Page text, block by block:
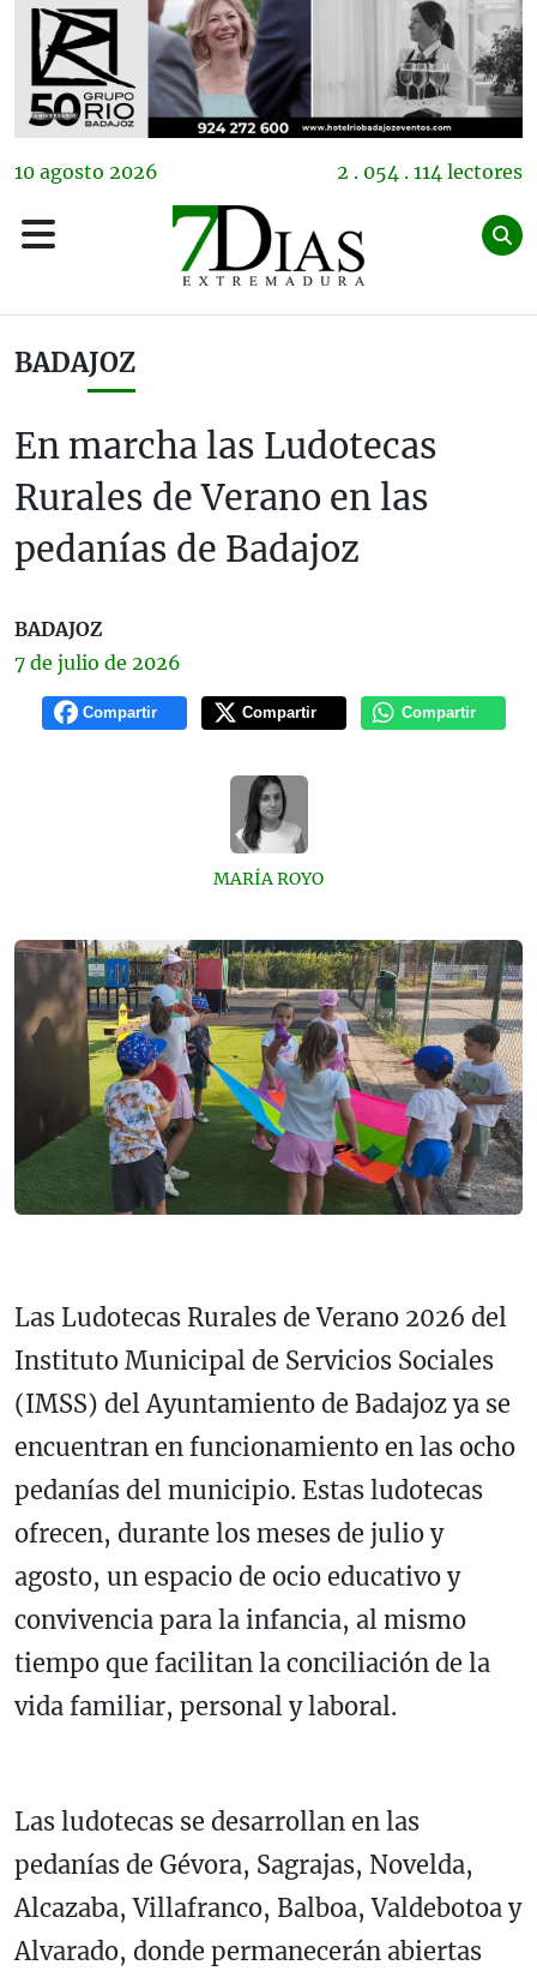
10 agosto 2026 2 . 054 . 114 lectores
BADAJOZ
En marcha las Ludotecas
Rurales de Verano en las
pedanías de Badajoz
BADAJOZ
7 de julio de 2026
Compartir Compartir Compartir
MARÍA ROYO
Las Ludotecas Rurales de Verano 2026 del
Instituto Municipal de Servicios Sociales
(IMSS) del Ayuntamiento de Badajoz ya se
encuentran en funcionamiento en las ocho
pedanías del municipio. Estas ludotecas
ofrecen, durante los meses de julio y
agosto, un espacio de ocio educativo y
convivencia para la infancia, al mismo
tiempo que facilitan la conciliación de la
vida familiar, personal y laboral.
Las ludotecas se desarrollan en las
pedanías de Gévora, Sagrajas, Novelda,
Alcazaba, Villafranco, Balboa, Valdebotoa y
Alvarado, donde permanecerán abiertas